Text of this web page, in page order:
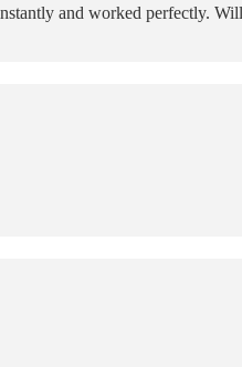
and worked perfectly.